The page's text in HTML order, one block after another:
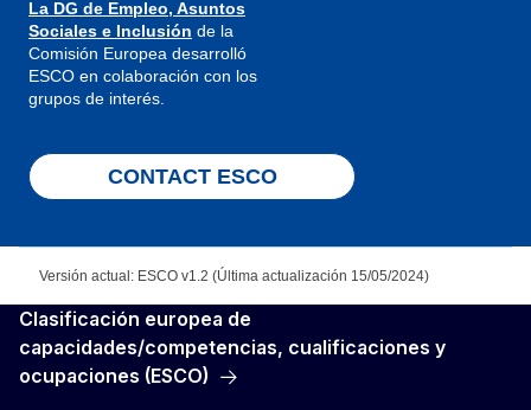
La DG de Empleo, Asuntos
Sociales e Inclusión de la
Comisión Europea desarrolló
ESCO en colaboración con los
grupos de interés.
CONTACT ESCO
Versión actual: ESCO v1.2 (Última actualización 15/05/2024)
Clasificación europea de
capacidades/competencias, cualificaciones y
ocupaciones (ESCO)